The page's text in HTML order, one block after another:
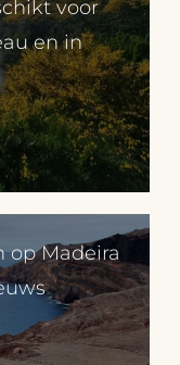
voor
en in
op Madeira